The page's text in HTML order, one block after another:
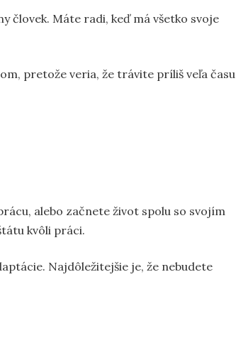
človek. Máte radi, keď má všetko svoje
pretože veria, že trávite príliš veľa času
alebo začnete život spolu so svojím
kvôli práci.
Najdôležitejšie je, že nebudete